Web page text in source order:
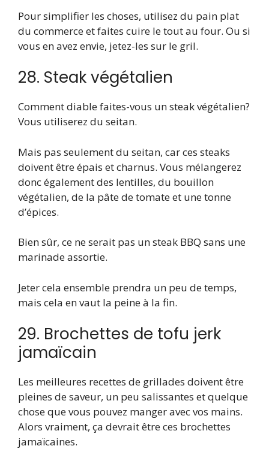
Pour simplifier les choses, utilisez du pain plat
du commerce et faites cuire le tout au four. Ou si
vous en avez envie, jetez-les sur le gril.
28. Steak végétalien
Comment diable faites-vous un steak végétalien?
Vous utiliserez du seitan.
Mais pas seulement du seitan, car ces steaks
doivent être épais et charnus. Vous mélangerez
donc également des lentilles, du bouillon
végétalien, de la pâte de tomate et une tonne
d’épices.
Bien sûr, ce ne serait pas un steak BBQ sans une
marinade assortie.
Jeter cela ensemble prendra un peu de temps,
mais cela en vaut la peine à la fin.
29. Brochettes de tofu jerk
jamaïcain
Les meilleures recettes de grillades doivent être
pleines de saveur, un peu salissantes et quelque
chose que vous pouvez manger avec vos mains.
Alors vraiment, ça devrait être ces brochettes
jamaïcaines.